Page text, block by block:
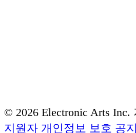
© 2026 Electronic Arts Inc.
지원자 개인정보 보호 공지